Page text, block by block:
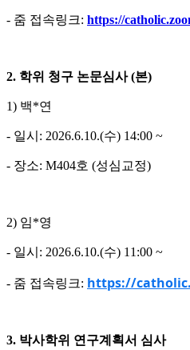
- 줌 접속링크: https://
2. 학위 청구 논문심사 (본)
1) 백*연
- 일시: 2026.6.10.(수) 14:00 ~
- 장소: M404호 (성심교정)
2) 임*영
- 일시: 2026.6.10.(수) 11:00 ~
- 줌 접속링크: https://
3. 박사학위 연구계획서 심사